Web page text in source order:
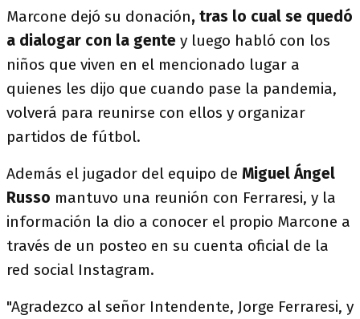
Marcone dejó su donación, tras lo cual se quedó
a dialogar con la gente y luego habló con los
niños que viven en el mencionado lugar a
quienes les dijo que cuando pase la pandemia,
volverá para reunirse con ellos y organizar
partidos de fútbol.
Además el jugador del equipo de Miguel Ángel
Russo mantuvo una reunión con Ferraresi, y la
información la dio a conocer el propio Marcone a
través de un posteo en su cuenta oficial de la
red social Instagram.
"Agradezco al señor Intendente, Jorge Ferraresi, y